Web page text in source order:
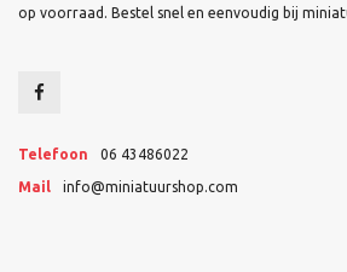
op voorraad. Bestel snel en eenvoudig bij
Telefoon 06 43486022
Mail info@miniatuurshop.com